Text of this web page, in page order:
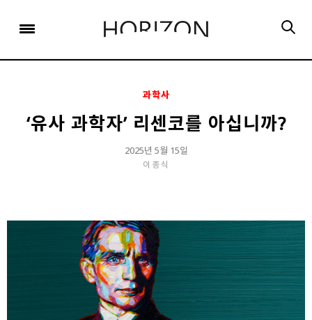
과학사
‘유사 과학자’ 리센코를 아십니까?
2025년 5월 15일
이종식
x
로그인
소셜 계정으로 로그인할 수 있습니다.
비밀번호 찾기
SIGN UP
회원 가입을 통해 더 많은 정보를 받아보세요.
01 02 03
인증 메일이 발송 되었습니다.
발송된 인증 메일에서 링크를 통해
회원 가입을 완료해 주세요.
SIGN UP
회원정보입력
02
이메일 인증 가입완료
이메일 인증이 완료되었습니다.
홈 로그인
SIGN UP
회원 가입을 통해 더 많은 정보를 받아보세요.
01 02 03
8자 이상의 영문자와 숫자 조합으로 작성해 주세요.